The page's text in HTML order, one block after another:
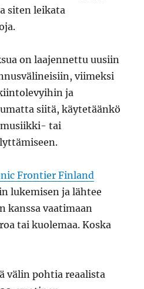
siten leikata
on laajennettu uusiin
viimeksi
ja
siitä, käytetäänkö
tai
Frontier Finland
lukemisen ja lähtee
kanssa vaatimaan
tai kuolemaa. Koska
välin pohtia reaalista